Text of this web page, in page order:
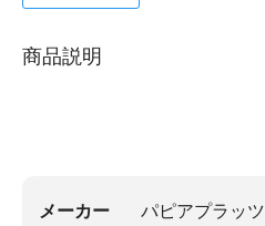
商品説明
メーカー パピアプラッツ